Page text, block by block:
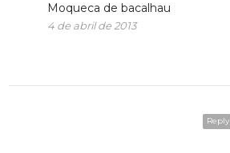
Moqueca de bacalhau
4 de abril de 2013
Reply